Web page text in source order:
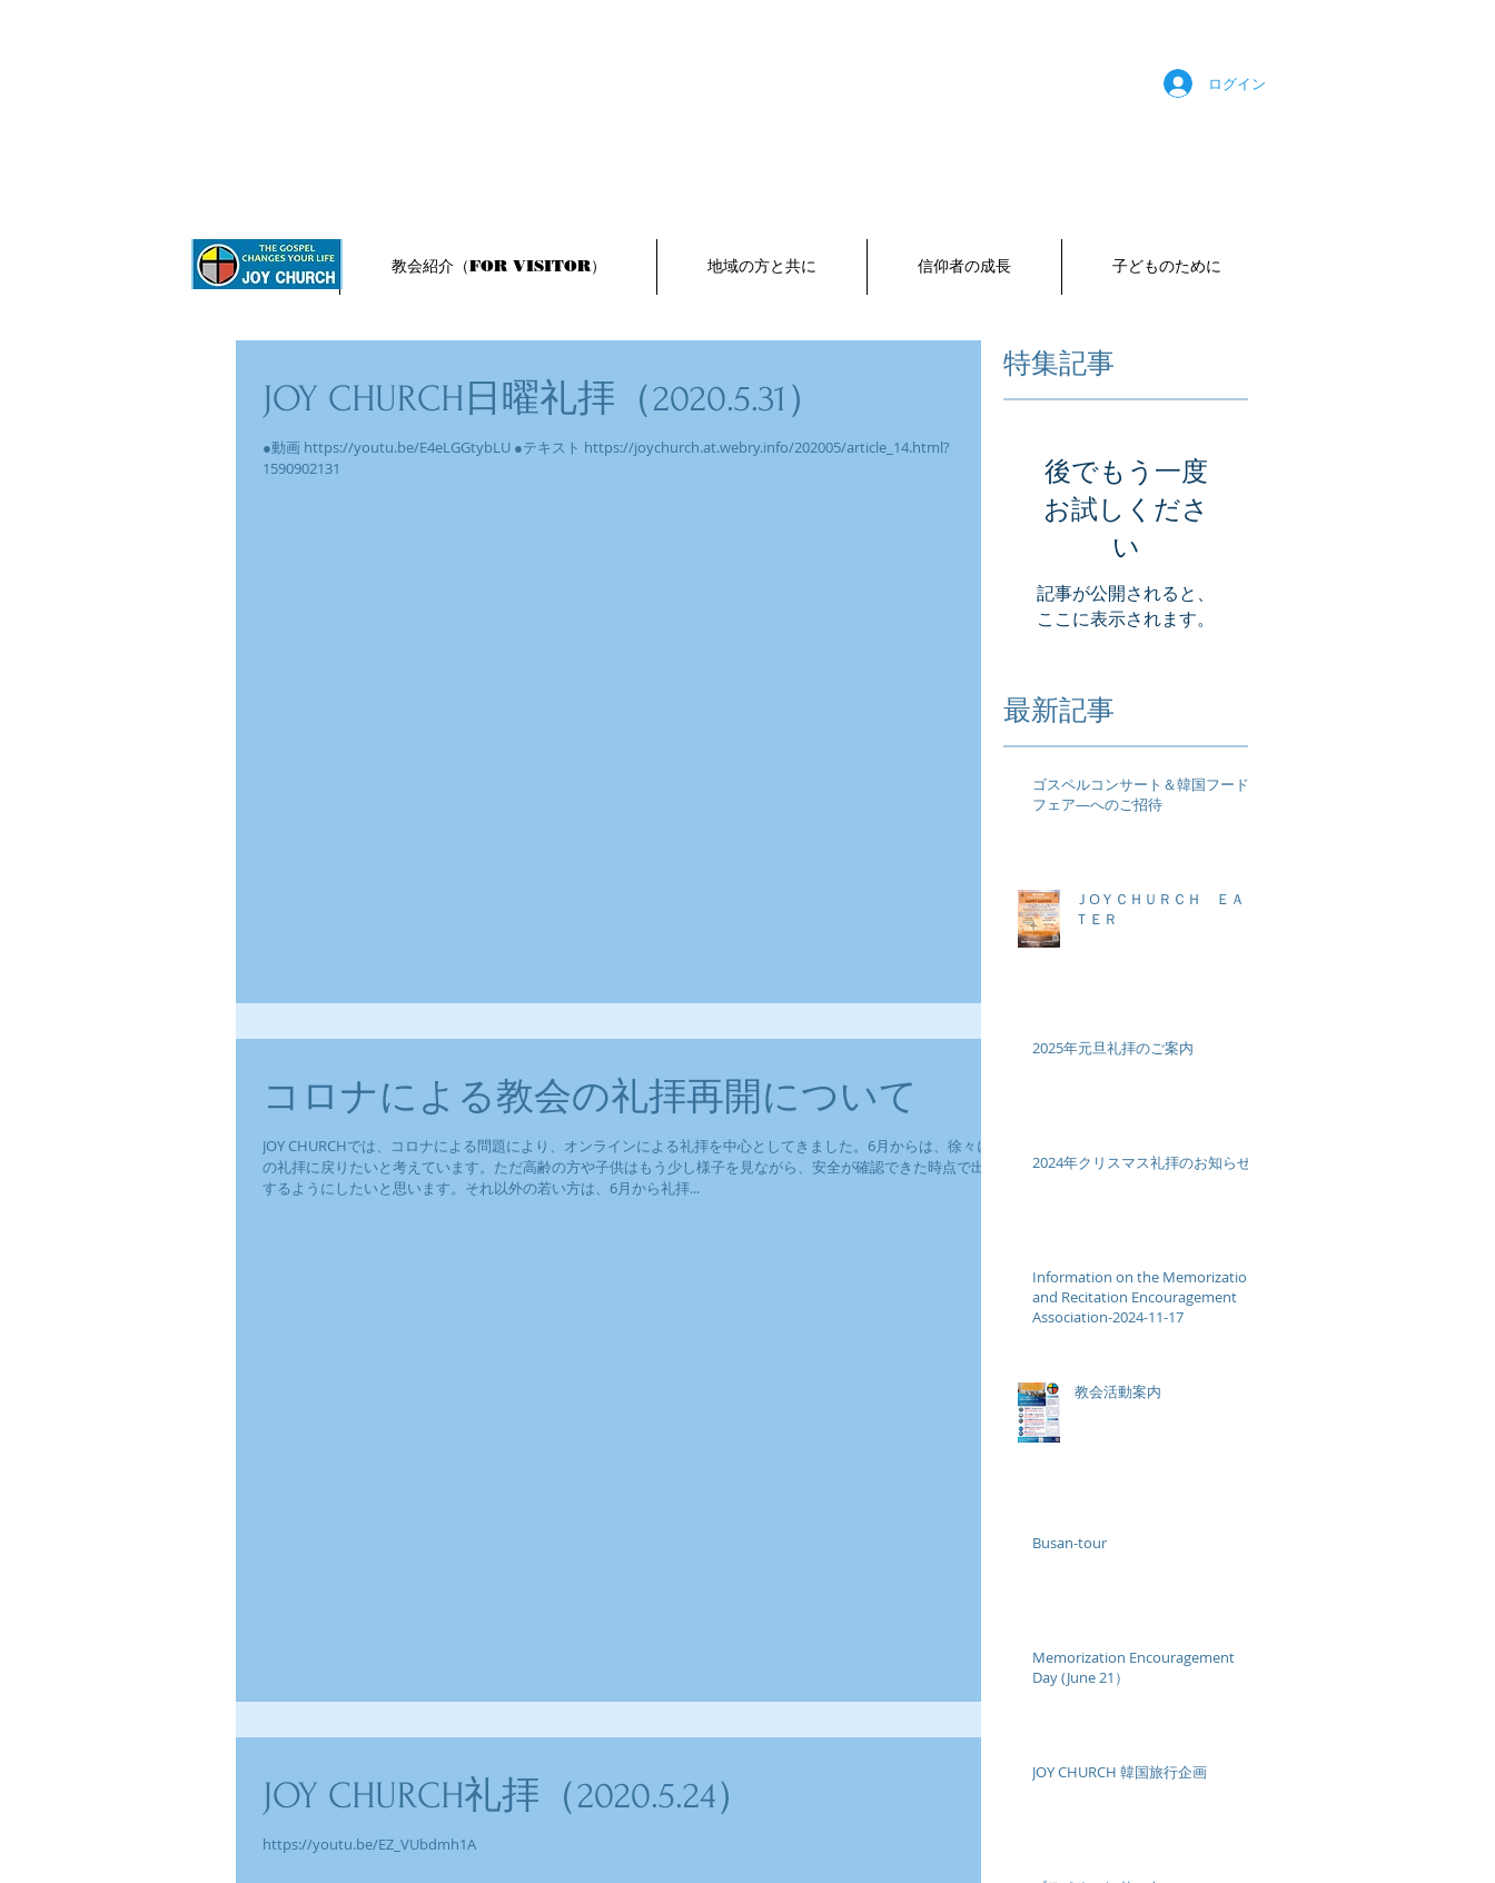
ログイン
ホーム 教会紹介（FOR VISITOR） 地域の方と共に 信仰者の成長 子どものために
JOY CHURCH日曜礼拝（2020.5.31）
●動画 https://youtu.be/E4eLGGtybLU ●テキスト https://joychurch.at.webry.info/202005/article_14.html?
1590902131
コロナによる教会の礼拝再開について
JOY CHURCHでは、コロナによる問題により、オンラインによる礼拝を中心としてきました。6月からは、徐々に元
の礼拝に戻りたいと考えています。ただ高齢の方や子供はもう少し様子を見ながら、安全が確認できた時点で出席
するようにしたいと思います。それ以外の若い方は、6月から礼拝...
JOY CHURCH礼拝（2020.5.24）
https://youtu.be/EZ_VUbdmh1A
特集記事
後でもう一度
お試しくださ
い
記事が公開されると、
ここに表示されます。
最新記事
ゴスペルコンサート＆韓国フード
フェア―へのご招待
ＪOＹＣＨＵＲＣＨ ＥＡＳ
ＴＥＲ
2025年元旦礼拝のご案内
2024年クリスマス礼拝のお知らせ
Information on the Memorization
and Recitation Encouragement
Association-2024-11-17
教会活動案内
Busan-tour
Memorization Encouragement
Day (June 21）
JOY CHURCH 韓国旅行企画